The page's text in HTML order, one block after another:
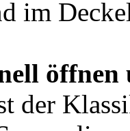
im
öffnen
der